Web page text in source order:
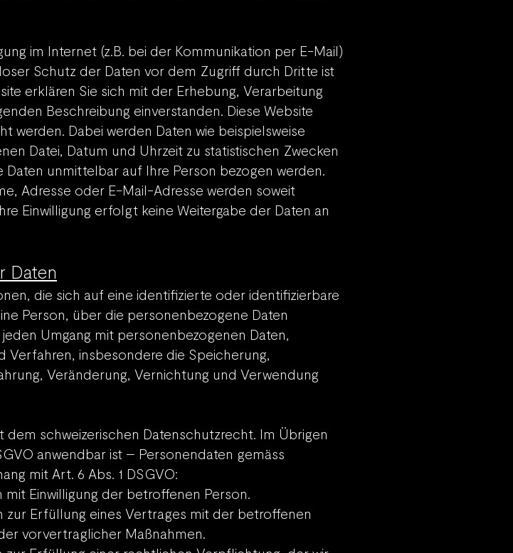
im Internet (z.B. bei der Kommunikation per E-Mail)
Schutz der Daten vor dem Zugriff durch Dritte ist
erklären Sie sich mit der Erhebung, Verarbeitung
Beschreibung einverstanden. Diese Website
werden. Dabei werden Daten wie beispielsweise
Datei, Datum und Uhrzeit zu statistischen Zwecken
unmittelbar auf Ihre Person bezogen werden.
Adresse oder E-Mail-Adresse werden soweit
Einwilligung erfolgt keine Weitergabe der Daten an
Daten
die sich auf eine identifizierte oder identifizierbare
Person, über die personenbezogene Daten
Umgang mit personenbezogenen Daten,
insbesondere die Speicherung,
Veränderung, Vernichtung und Verwendung
schweizerischen Datenschutzrecht. Im Übrigen
anwendbar ist – Personendaten gemäss
mit Art. 6 Abs. 1 DSGVO:
Einwilligung der betroffenen Person.
Erfüllung eines Vertrages mit der betroffenen
vorvertraglicher Maßnahmen.